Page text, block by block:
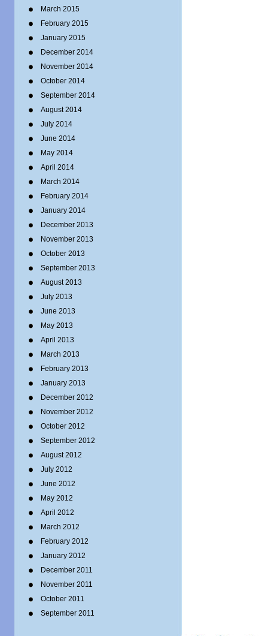
March 2015
February 2015
January 2015
December 2014
November 2014
October 2014
September 2014
August 2014
July 2014
June 2014
May 2014
April 2014
March 2014
February 2014
January 2014
December 2013
November 2013
October 2013
September 2013
August 2013
July 2013
June 2013
May 2013
April 2013
March 2013
February 2013
January 2013
December 2012
November 2012
October 2012
September 2012
August 2012
July 2012
June 2012
May 2012
April 2012
March 2012
February 2012
January 2012
December 2011
November 2011
October 2011
September 2011